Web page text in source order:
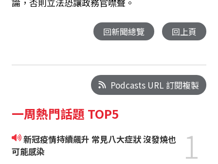
回新聞總覽 回上頁
Podcasts URL 訂閱複製
一周熱門話題 TOP5
新冠疫情持續飆升 常見八大症狀 沒發燒也
可能感染
1